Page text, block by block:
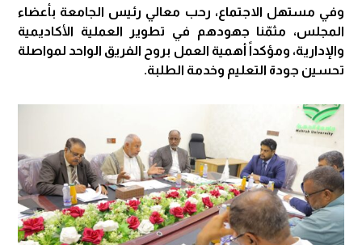
وفي مستهل الاجتماع، رحب معالي رئيس الجامعة بأعضاء
المجلس، مثمّنا جهودهم في تطوير العملية الأكاديمية
والإدارية، ومؤكداً أهمية العمل بروح الفريق الواحد لمواصلة
تحسين جودة التعليم وخدمة الطلبة.